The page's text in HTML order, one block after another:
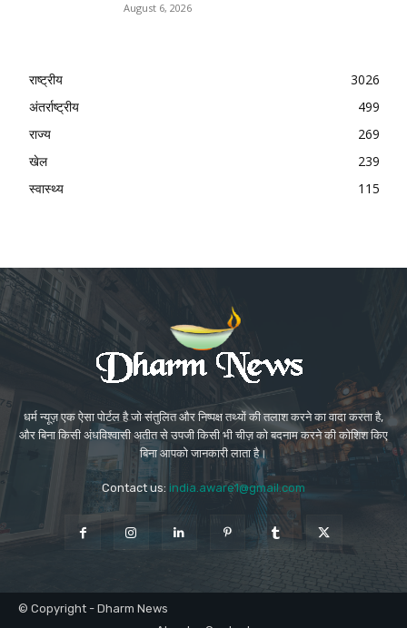
August 6, 2026
राष्ट्रीय
3026
अंतर्राष्ट्रीय
499
राज्य
269
खेल
239
स्वास्थ्य
115
धर्म न्यूज़ एक ऐसा पोर्टल है जो संतुलित और निष्पक्ष तथ्यों की तलाश करने का वादा करता है,
और बिना किसी अंधविश्वासी अतीत से उपजी किसी भी चीज़ को बदनाम करने की कोशिश किए
बिना आपको जानकारी लाता है।
Contact us: india.aware1@gmail.com
© Copyright - Dharm News